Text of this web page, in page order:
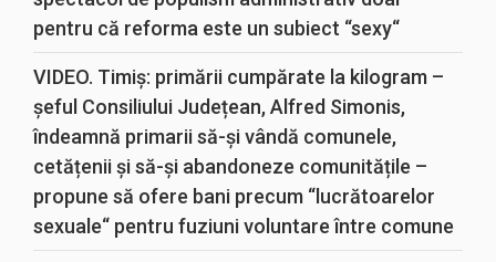
pentru că reforma este un subiect “sexy“
VIDEO. Timiș: primării cumpărate la kilogram –
șeful Consiliului Județean, Alfred Simonis,
îndeamnă primarii să-și vândă comunele,
cetățenii și să-și abandoneze comunitățile –
propune să ofere bani precum “lucrătoarelor
sexuale“ pentru fuziuni voluntare între comune